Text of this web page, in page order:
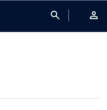
search person